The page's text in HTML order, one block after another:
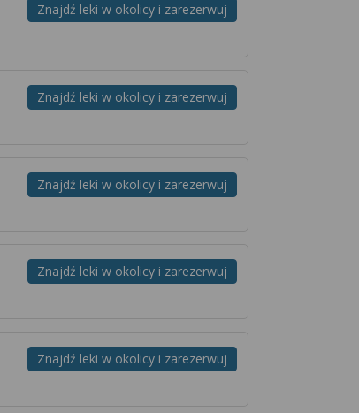
Znajdź leki w okolicy i zarezerwuj
Znajdź leki w okolicy i zarezerwuj
Znajdź leki w okolicy i zarezerwuj
Znajdź leki w okolicy i zarezerwuj
Znajdź leki w okolicy i zarezerwuj